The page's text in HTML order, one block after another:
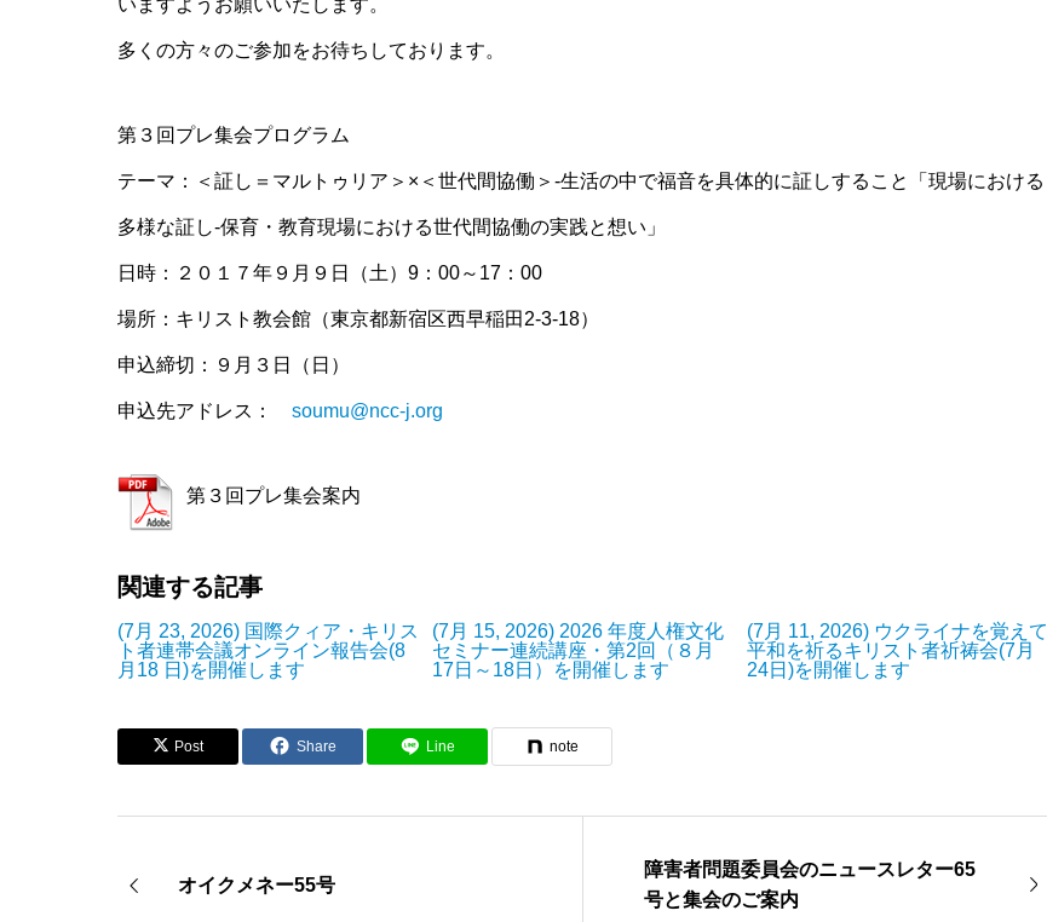
いますようお願いいたします。
多くの方々のご参加をお待ちしております。
第３回プレ集会プログラム
テーマ：＜証し＝マルトゥリア＞×＜世代間協働＞­‐生活の中で福音を具体的に証しすること「現場における
多様な証し‐保育・教育現場における世代間協働の実践と想い」
日時：２０１７年９月９日（土）9：00～17：00
場所：キリスト教会館（東京都新宿区西早稲田2-3-18）
申込締切：９月３日（日）
申込先アドレス： soumu@ncc-j.org
第３回プレ集会案内
関連する記事
(7月 23, 2026) 国際クィア・キリス
ト者連帯会議オンライン報告会(8
月18 日)を開催します
(7月 15, 2026) 2026 年度人権文化
セミナー連続講座・第2回（８月
17日～18日）を開催します
(7月 11, 2026) ウクライナを覚えて
平和を祈るキリスト者祈祷会(7月
24日)を開催します
Post Share Line note
オイクメネー55号
障害者問題委員会のニュースレター65
号と集会のご案内